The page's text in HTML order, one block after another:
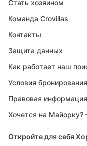
Стать хозяином
Команда Crovillas
Контакты
Защита данных
Как работает наш
Условия бронирования
Правовая информация
Хочется на Майорку?
Откройте для себя